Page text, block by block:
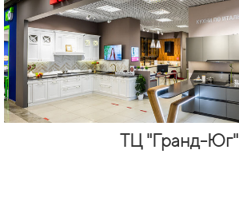
ТЦ "Гранд-Юг"